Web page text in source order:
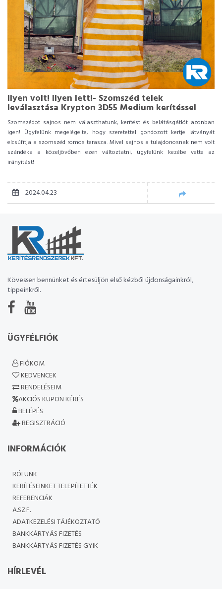
Ilyen volt! Ilyen lett!- Szomszéd telek
leválasztása Krypton 3D55 Medium kerítéssel
Szomszédot sajnos nem választhatunk, kerítést és belátásgátlót azonban
igen! Ügyfelünk megelégelte, hogy szeretettel gondozott kertje látványát
elcsúfítja a szomszéd romos terasza. Mivel sajnos a tulajdonosnak nem volt
szándéka a közeljövőben ezen változtatni, ügyfelünk kezébe vette az
irányítást!
2024.04.23
Kövessen bennünket és értesüljön első kézből újdonságainkról,
tippeinkről.
ÜGYFÉLFIÓK
FIÓKOM
KEDVENCEK
RENDELÉSEIM
AKCIÓS KUPON KÉRÉS
BELÉPÉS
REGISZTRÁCIÓ
INFORMÁCIÓK
RÓLUNK
KERÍTÉSEINKET TELEPÍTETTÉK
REFERENCIÁK
A.SZ.F.
ADATKEZELÉSI TÁJÉKOZTATÓ
BANKKÁRTYÁS FIZETÉS
BANKKÁRTYÁS FIZETÉS GYIK
HÍRLEVÉL